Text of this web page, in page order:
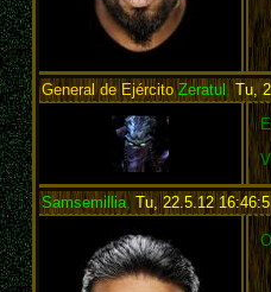
General de EjércitoZeratul , Tu,
Samsemillia, Tu, 22.5.12